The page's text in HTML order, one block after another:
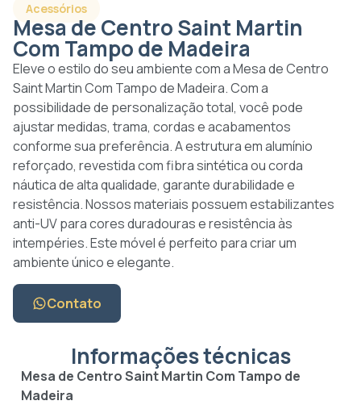
Acessórios
Mesa de Centro Saint Martin
Com Tampo de Madeira
Eleve o estilo do seu ambiente com a Mesa de Centro
Saint Martin Com Tampo de Madeira. Com a
possibilidade de personalização total, você pode
ajustar medidas, trama, cordas e acabamentos
conforme sua preferência. A estrutura em alumínio
reforçado, revestida com fibra sintética ou corda
náutica de alta qualidade, garante durabilidade e
resistência. Nossos materiais possuem estabilizantes
anti-UV para cores duradouras e resistência às
intempéries. Este móvel é perfeito para criar um
ambiente único e elegante.
Contato
Informações técnicas
Mesa de Centro Saint Martin Com Tampo de
Madeira